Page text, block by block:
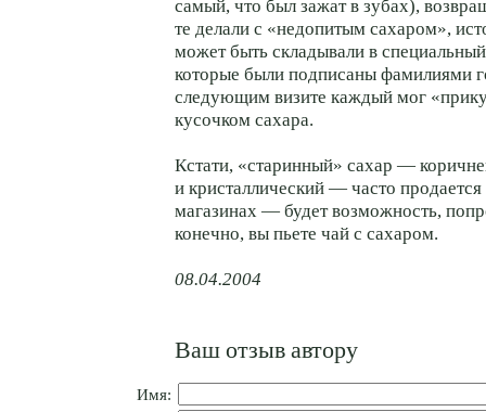
самый, что был зажат в зубах),
те делали с «недопитым сахаром»,
может быть складывали в
которые были подписаны фамилиями
следующим визите каждый мог
кусочком сахара.
Кстати, «старинный» сахар —
и кристаллический — часто
магазинах — будет возможность,
конечно, вы пьете чай с сахаром.
08.04.2004
Ваш отзыв автору
Имя: